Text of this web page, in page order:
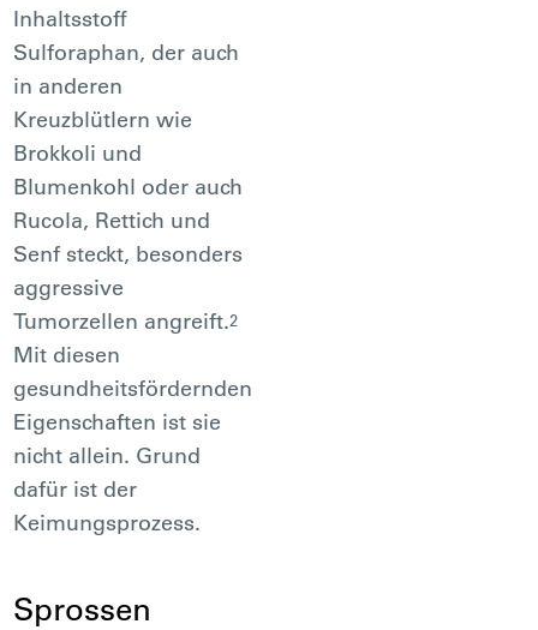
Inhaltsstoff
Sulforaphan, der auch
in anderen
Kreuzblütlern wie
Brokkoli und
Blumenkohl oder auch
Rucola, Rettich und
Senf steckt, besonders
aggressive
Tumorzellen angreift.2
Mit diesen
gesundheitsfördernden
Eigenschaften ist sie
nicht allein. Grund
dafür ist der
Keimungsprozess.
Sprossen